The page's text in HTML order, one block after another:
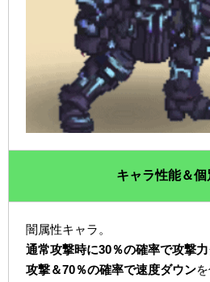
キャラ性能＆個
闇属性キャラ。
通常攻撃時に30％の確率で攻撃
攻撃＆70％の確率で速度ダウン